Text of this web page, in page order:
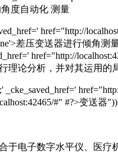
度自动化 测量
href="http://
差压变送器进行倾角测
href="http://
理论分析，并对其运用的
#" #?>变送
于电子数字水平仪、医疗